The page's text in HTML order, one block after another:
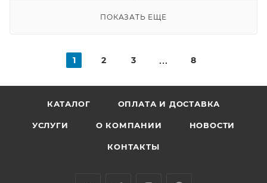
ПОКАЗАТЬ ЕЩЕ
1 2 3 8
КАТАЛОГ ОПЛАТА И ДОСТАВКА
УСЛУГИ О КОМПАНИИ НОВОСТИ
КОНТАКТЫ